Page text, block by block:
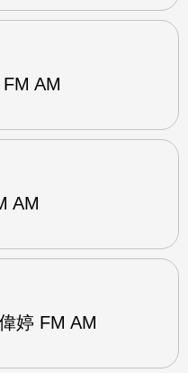
AM
AM
婷 FM AM